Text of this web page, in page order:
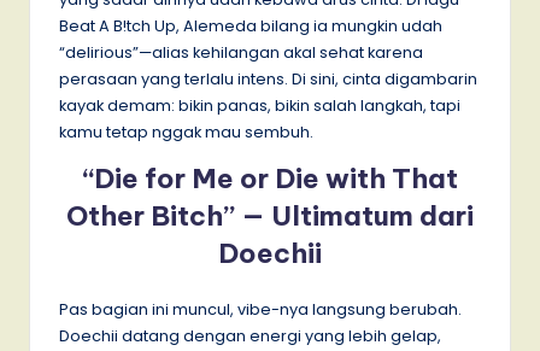
Beat A B!tch Up, Alemeda bilang ia mungkin udah
“delirious”—alias kehilangan akal sehat karena
perasaan yang terlalu intens. Di sini, cinta digambarin
kayak demam: bikin panas, bikin salah langkah, tapi
kamu tetap nggak mau sembuh.
“Die for Me or Die with That
Other Bitch” — Ultimatum dari
Doechii
Pas bagian ini muncul, vibe-nya langsung berubah.
Doechii datang dengan energi yang lebih gelap,